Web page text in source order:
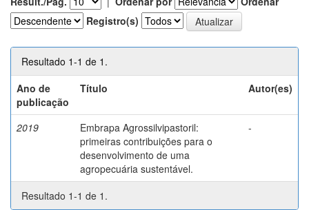
Registro(s)
Resultado 1-1 de 1.
Ano de
publicação
Título Autor(es)
2019
Embrapa Agrossilvipastoril:
primeiras contribuições para o
desenvolvimento de uma
agropecuária sustentável.
-
Resultado 1-1 de 1.